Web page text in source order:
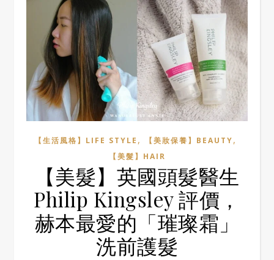
【生活風格】LIFE STYLE , 【美妝保養】BEAUTY,
【美髮】HAIR
【美髮】英國頭髮醫生
Philip Kingsley 評價，
赫本最愛的「璀璨霜」
洗前護髮